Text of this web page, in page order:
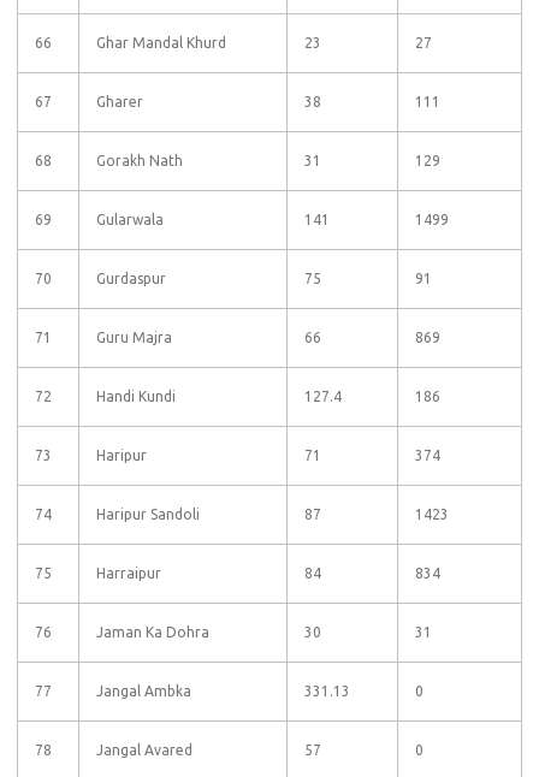
66 Ghar Mandal Khurd 23 27
67 Gharer 38 111
68 Gorakh Nath 31 129
69 Gularwala 141 1499
70 Gurdaspur 75 91
71 Guru Majra 66 869
72 Handi Kundi 127.4 186
73 Haripur 71 374
74 Haripur Sandoli 87 1423
75 Harraipur 84 834
76 Jaman Ka Dohra 30 31
77 Jangal Ambka 331.13 0
78 Jangal Avared 57 0